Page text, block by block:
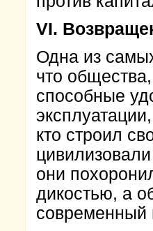
VI.
Одна из
что
способные
кто строил
они
дикостью, а
современный